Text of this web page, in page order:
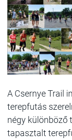
A Csernye Trail
terepfutás
négy különböző
tapasztalt